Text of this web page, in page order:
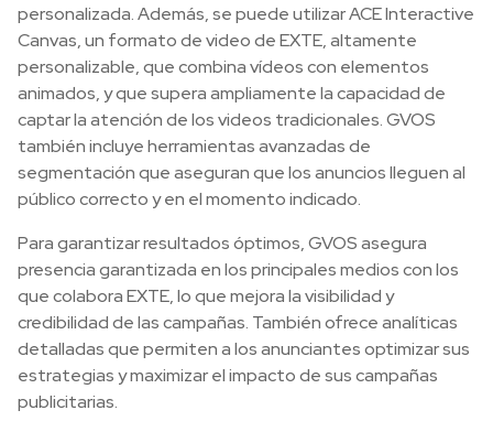
personalizada. Además, se puede utilizar ACE Interactive
Canvas, un formato de video de EXTE, altamente
personalizable, que combina vídeos con elementos
animados, y que supera ampliamente la capacidad de
captar la atención de los videos tradicionales. GVOS
también incluye herramientas avanzadas de
segmentación que aseguran que los anuncios lleguen al
público correcto y en el momento indicado.
Para garantizar resultados óptimos, GVOS asegura
presencia garantizada en los principales medios con los
que colabora EXTE, lo que mejora la visibilidad y
credibilidad de las campañas. También ofrece analíticas
detalladas que permiten a los anunciantes optimizar sus
estrategias y maximizar el impacto de sus campañas
publicitarias.